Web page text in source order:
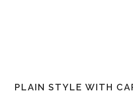
PLAIN STYLE WITH